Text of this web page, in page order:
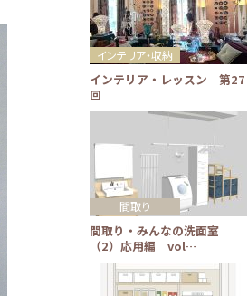
インテリア・レッスン 第27
回
インテリア・収納
間取り・みんなの洗面室
（2）応用編 vol…
間取り